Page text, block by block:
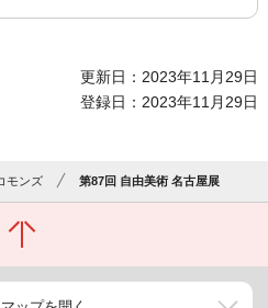
更新日：2023年11月29日
登録日：2023年11月29日
モンズ 第87回 自由美術 名古屋展